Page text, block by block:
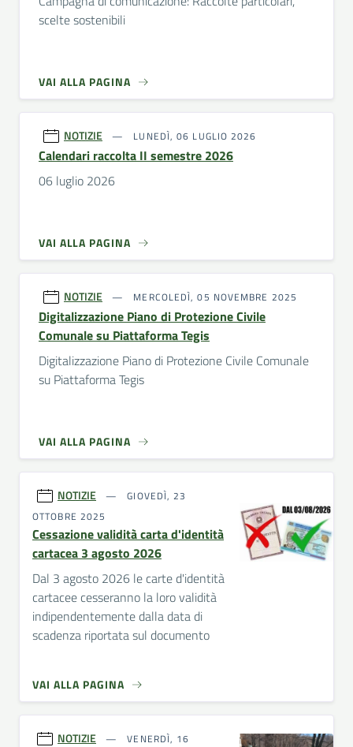
scelte sostenibili
VAI ALLA PAGINA
NOTIZIE LUNEDÌ, 06 LUGLIO 2026
Calendari raccolta II semestre 2026
06 luglio 2026
VAI ALLA PAGINA
NOTIZIE MERCOLEDÌ, 05 NOVEMBRE 2025
Digitalizzazione Piano di Protezione Civile
Comunale su Piattaforma Tegis
Digitalizzazione Piano di Protezione Civile Comunale
su Piattaforma Tegis
VAI ALLA PAGINA
NOTIZIE
GIOVEDÌ, 23
OTTOBRE 2025
Cessazione validità carta d'identità
cartacea 3 agosto 2026
Dal 3 agosto 2026 le carte d'identità
cartacee cesseranno la loro validità
indipendentemente dalla data di
scadenza riportata sul documento
VAI ALLA PAGINA
NOTIZIE
VENERDÌ, 16